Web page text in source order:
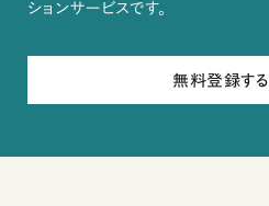
ションサービスです。
無料登録する